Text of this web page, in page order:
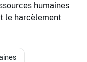
humaines
le harcèlement